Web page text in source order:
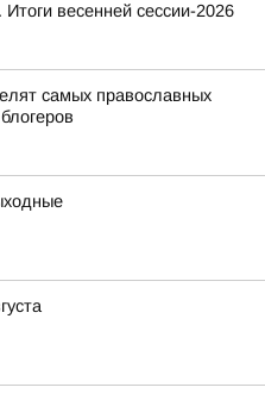
весенней сессии-2026
самых православных